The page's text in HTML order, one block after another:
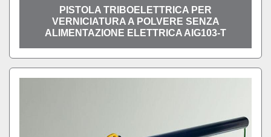
PISTOLA TRIBOELETTRICA PER
VERNICIATURA A POLVERE SENZA
ALIMENTAZIONE ELETTRICA AIG103-T